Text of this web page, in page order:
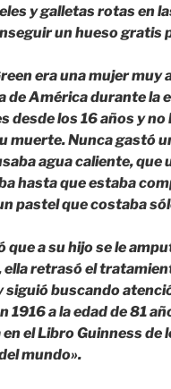
y galletas rotas en
un hueso gratis
era una mujer muy
de América durante la
desde los 16 años y
muerte. Nunca gastó
agua caliente, que
hasta que estaba
pastel que costaba
que a su hijo se le
ella retrasó el
siguió buscando
1916 a la edad de 81
el Libro Guinness de
mundo».